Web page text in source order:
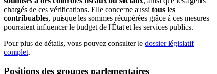
chargés de ces vérifications. Elle concerne aussi tous les
contribuables, puisque les sommes récupérées grâce à ces mesures
pourraient influencer le budget de l'État et les services publics.
Pour plus de détails, vous pouvez consulter le dossier législatif
complet.
Positions des groupes parlementaires